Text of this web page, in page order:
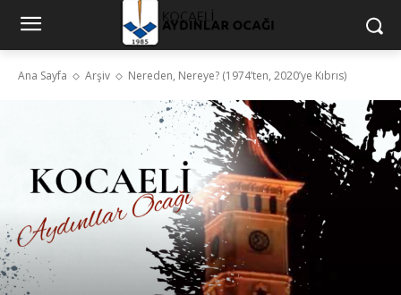
Ana Sayfa Arşiv Nereden, Nereye? (1974’ten, 2020’ye Kıbrıs)